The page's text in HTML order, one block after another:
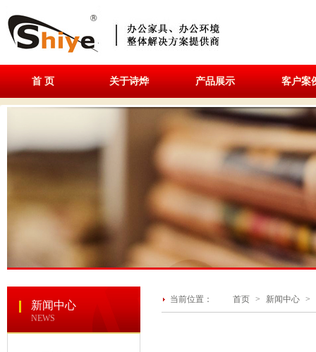
首 页 关于诗烨 产品展示 客户案
新闻中心
NEWS
当前位置： 首页 > 新闻中心 >